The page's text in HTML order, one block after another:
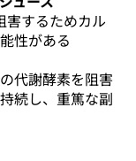
害するためカル
性がある
代謝酵素を阻害
続し、重篤な副